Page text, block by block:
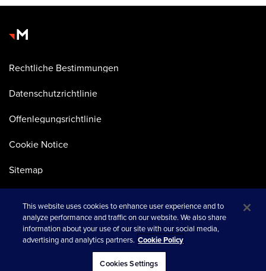
Rechtliche Bestimmungen
Datenschutzrichtlinie
Offenlegungsrichtlinie
Cookie Notice
Sitemap
wird in einer neuen Registerkarte geöffnet
This website uses cookies to enhance user experience and to
analyze performance and traffic on our website. We also share
information about your use of our site with our social media,
advertising and analytics partners. Cookie Policy
Cookies Settings